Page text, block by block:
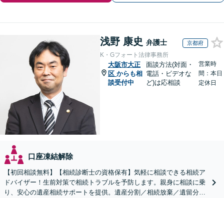
浅野 康史 弁護士 京都府
K・Gフォート法律事務所
大阪市大正
区 からも相
談受付中
面談方法(対面・
電話・ビデオな
ど)は応相談
営業時
間：本日
定休日
口座凍結解除
【初回相談無料】【相続診断士の資格保有】気軽に相談できる相続ア
ドバイザー！生前対策で相続トラブルを予防します。親身に相談に乗
り、安心の遺産相続サポートを提供。遺産分割／相続放棄／遺留分も